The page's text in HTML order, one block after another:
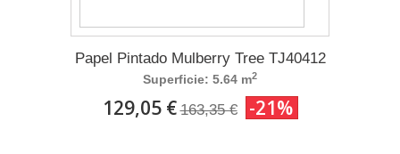
Papel Pintado Mulberry Tree TJ40412
Superficie: 5.64 m2
129,05 € 163,35 € -21%